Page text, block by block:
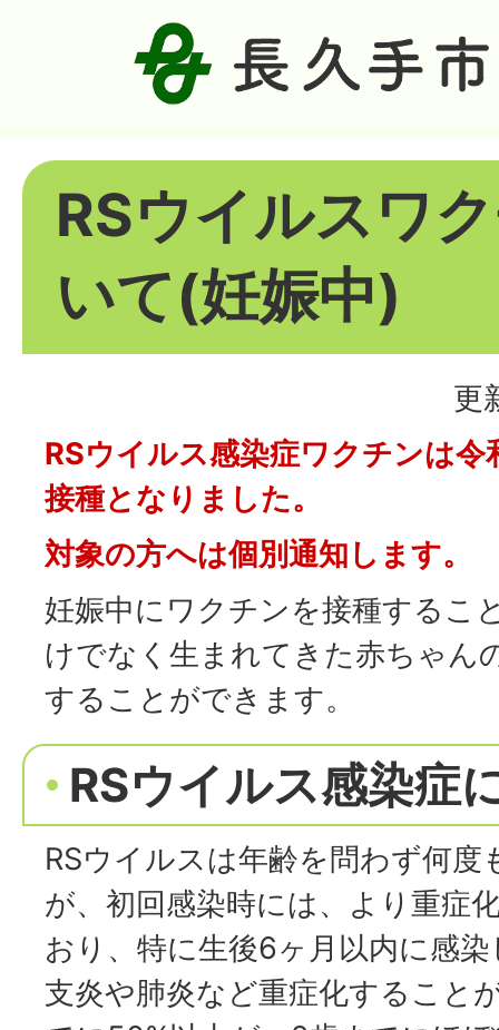
RSウイルスワ
いて(妊娠中)
更
RSウイルス感染症ワクチンは
接種となりました。
対象の方へは個別通知します。
妊娠中にワクチンを接種するこ
けでなく生まれてきた赤ちゃん
することができます。
RSウイルス感染症
RSウイルスは年齢を問わず何度
が、初回感染時には、より重症
おり、特に生後6ヶ月以内に感
支炎や肺炎など重症化すること